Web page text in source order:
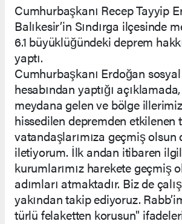
Cumhurbaşkanı Recep Tayyip
Balıkesir’in Sındırga ilçesinde
6.1 büyüklüğündeki deprem
yaptı.
Cumhurbaşkanı Erdoğan
hesabından yaptığı
meydana gelen ve bölge
hissedilen depremden etkilenen
vatandaşlarımıza geçmiş olsun
iletiyorum. İlk andan itibaren
kurumlarımız harekete geçmiş
adımları atmaktadır. Biz de
yakından takip ediyoruz.
türlü felaketten korusun"